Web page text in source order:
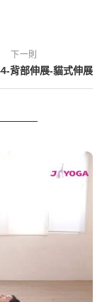
下一則
背部伸展-貓式伸展